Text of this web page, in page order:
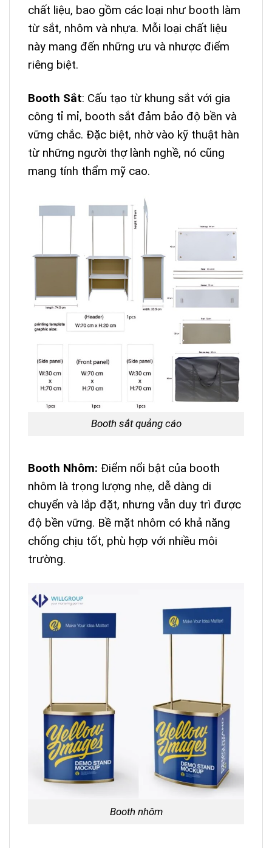
chất liệu, bao gồm các loại như booth làm
từ sắt, nhôm và nhựa. Mỗi loại chất liệu
này mang đến những ưu và nhược điểm
riêng biệt.
Booth Sắt: Cấu tạo từ khung sắt với gia
công tỉ mỉ, booth sắt đảm bảo độ bền và
vững chắc. Đặc biệt, nhờ vào kỹ thuật hàn
từ những người thợ lành nghề, nó cũng
mang tính thẩm mỹ cao.
Booth sắt quảng cáo
Booth Nhôm: Điểm nổi bật của booth
nhôm là trọng lượng nhẹ, dễ dàng di
chuyển và lắp đặt, nhưng vẫn duy trì được
độ bền vững. Bề mặt nhôm có khả năng
chống chịu tốt, phù hợp với nhiều môi
trường.
Booth nhôm